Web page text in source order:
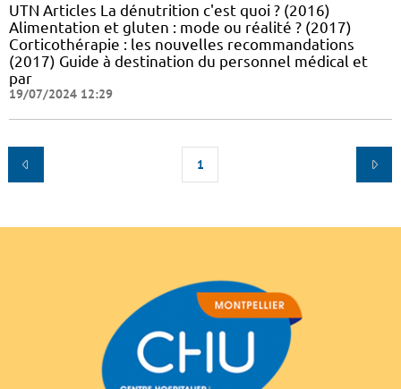
UTN Articles La dénutrition c'est quoi ? (2016)
Alimentation et gluten : mode ou réalité ? (2017)
Corticothérapie : les nouvelles recommandations
(2017) Guide à destination du personnel médical et
par
19/07/2024 12:29
1